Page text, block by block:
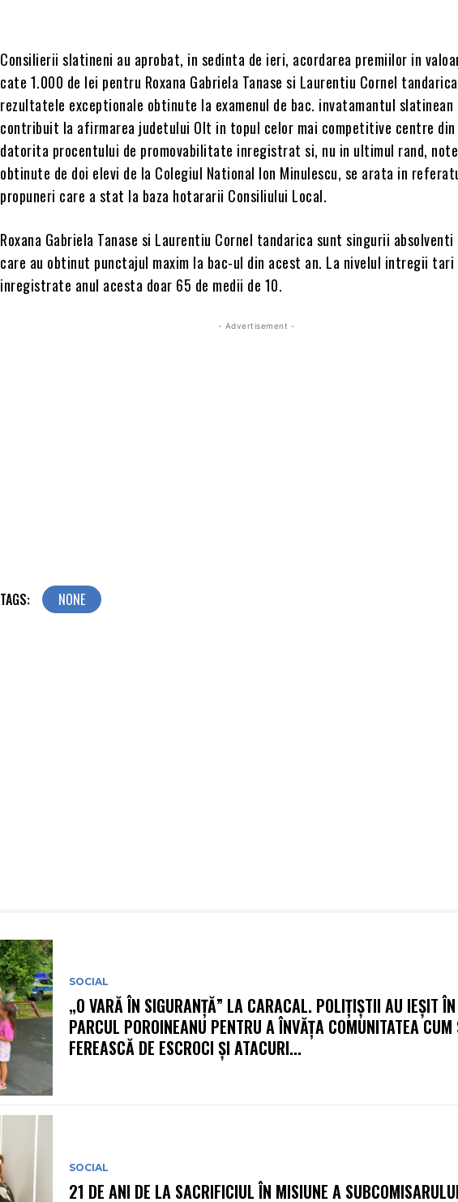
Consilierii slatineni au aprobat, in sedinta de ieri, acordarea premiilor in
cate 1.000 de lei pentru Roxana Gabriela Tanase si Laurentiu Cornel
rezultatele exceptionale obtinute la examenul de bac. invatamantul slatinean
contribuit la afirmarea judetului Olt in topul celor mai competitive centre
datorita procentului de promovabilitate inregistrat si, nu in ultimul rand,
obtinute de doi elevi de la Colegiul National Ion Minulescu, se arata in
propuneri care a stat la baza hotararii Consiliului Local.
Roxana Gabriela Tanase si Laurentiu Cornel tandarica sunt singurii
care au obtinut punctajul maxim la bac-ul din acest an. La nivelul intregii
inregistrate anul acesta doar 65 de medii de 10.
- Advertisement -
TAGS: NONE
SOCIAL
„O VARĂ ÎN SIGURANȚĂ” LA CARACAL. POLIȚIȘTII AU IEȘIT ÎN
PARCUL POROINEANU PENTRU A ÎNVĂȚA COMUNITATEA CUM
FEREASCĂ DE ESCROCI ȘI ATACURI...
SOCIAL
21 DE ANI DE LA SACRIFICIUL ÎN MISIUNE A SUBCOMISARULUI